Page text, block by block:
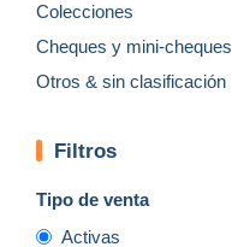
Colecciones
Cheques y mini-cheques
Otros & sin clasificación
Filtros
Tipo de venta
Activas